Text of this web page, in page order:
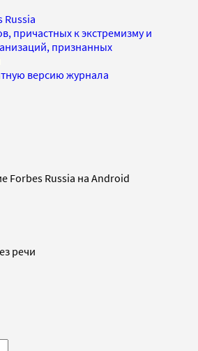
Russia
причастных к экстремизму и
признанных
версию журнала
Forbes Russia на Android
речи